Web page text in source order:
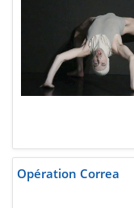
Opération Correa